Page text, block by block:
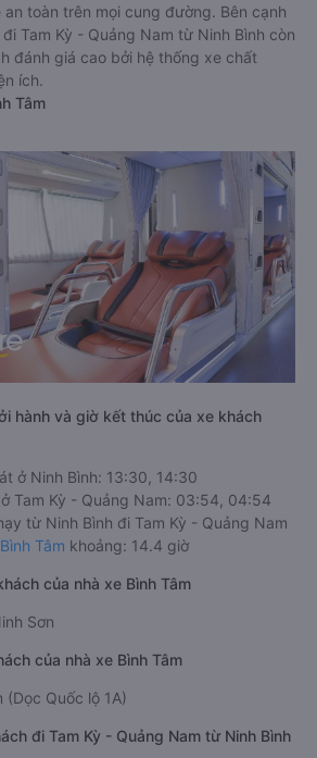
an toàn trên mọi cung đường. Bên cạnh
Tam Kỳ - Quảng Nam từ Ninh Bình còn
đánh giá cao bởi hệ thống xe chất
ích.
Tâm
hành và giờ kết thúc của xe khách
ở Ninh Bình: 13:30, 14:30
Tam Kỳ - Quảng Nam: 03:54, 04:54
từ Ninh Bình đi Tam Kỳ - Quảng Nam
Bình Tâm khoảng: 14.4 giờ
của nhà xe Bình Tâm
Sơn
của nhà xe Bình Tâm
(Dọc Quốc lộ 1A)
đi Tam Kỳ - Quảng Nam từ Ninh Bình